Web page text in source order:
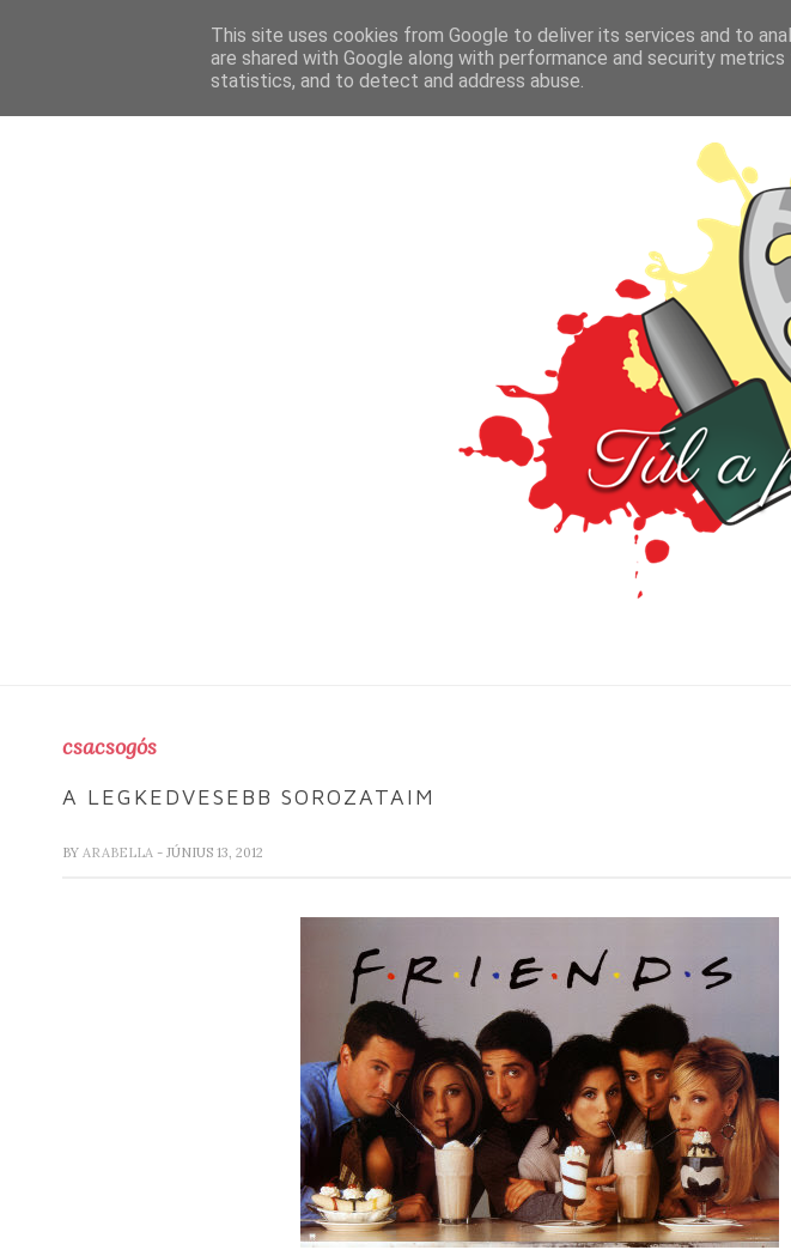
FŐOLDAL TESZT
csacsogós
A LEGKEDVESEBB SOROZATAIM
BY ARABELLA - JÚNIUS 13, 2012
This site uses cookies from Google to deliver its services and to
are shared with Google along with performance and security
statistics, and to detect and address abuse.